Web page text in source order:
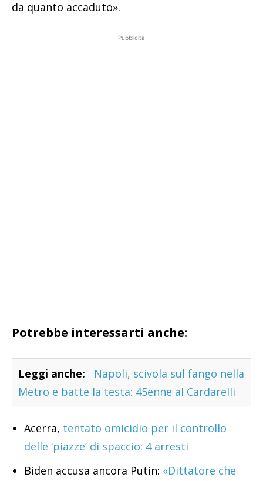
da quanto accaduto».
Pubblicità
Potrebbe interessarti anche:
Leggi anche:
Napoli, scivola sul fango nella
Metro e batte la testa: 45enne al Cardarelli
Acerra, tentato omicidio per il controllo
delle ‘piazze’ di spaccio: 4 arresti
Biden accusa ancora Putin: «Dittatore che